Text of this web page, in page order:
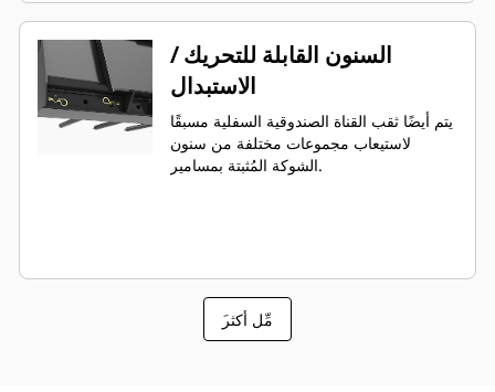
السنون القابلة للتحريك /
الاستبدال
يتم أيضًا ثقب القناة الصندوقية السفلية مسبقًا
لاستيعاب مجموعات مختلفة من سنون
الشوكة المُثبتة بمسامير.
َمِّل أكثر